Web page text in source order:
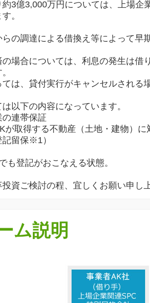
3億3,000万円については、上場企
。
の調達による借換え等によって早
場合については、利息の発生は借
は、貸付実行がキャンセルされる
以下の内容になっています。
の連帯保証
が取得する不動産（土地・建物）
留保※1）
登記がおこなえる状態。
投資ご検討の程、宜しくお願い申し
ム説明